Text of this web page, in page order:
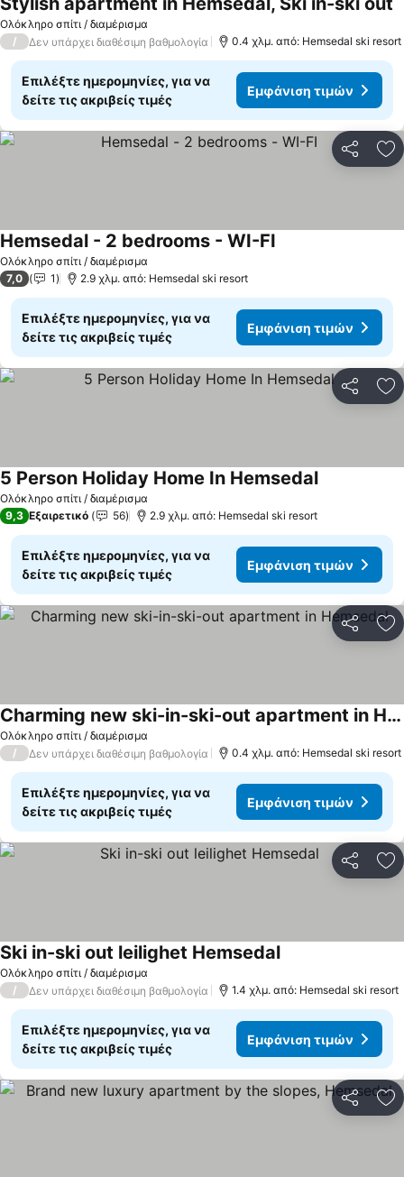
Ολόκληρο σπίτι / διαμέρισμα
/ Δεν υπάρχει διαθέσιμη βαθμολογία 0.4 χλμ. από: Hemsedal ski resort
Επιλέξτε ημερομηνίες, για να
δείτε τις ακριβείς τιμές
Εμφάνιση τιμών
Ολόκληρο σπίτι / διαμέρισμα
Hemsedal - 2 bedrooms - WI-FI
7,0 1 2.9 χλμ. από: Hemsedal ski resort
Επιλέξτε ημερομηνίες, για να
δείτε τις ακριβείς τιμές
Εμφάνιση τιμών
Ολόκληρο σπίτι / διαμέρισμα
5 Person Holiday Home In Hemsedal
9,3 Εξαιρετικό 56 2.9 χλμ. από: Hemsedal ski resort
Επιλέξτε ημερομηνίες, για να
δείτε τις ακριβείς τιμές
Εμφάνιση τιμών
Ολόκληρο σπίτι / διαμέρισμα
Charming new ski-in-ski-out apartment in Hemsedal
/ Δεν υπάρχει διαθέσιμη βαθμολογία 0.4 χλμ. από: Hemsedal ski resort
Επιλέξτε ημερομηνίες, για να
δείτε τις ακριβείς τιμές
Εμφάνιση τιμών
Ολόκληρο σπίτι / διαμέρισμα
Ski in-ski out leilighet Hemsedal
/ Δεν υπάρχει διαθέσιμη βαθμολογία 1.4 χλμ. από: Hemsedal ski resort
Επιλέξτε ημερομηνίες, για να
δείτε τις ακριβείς τιμές
Εμφάνιση τιμών